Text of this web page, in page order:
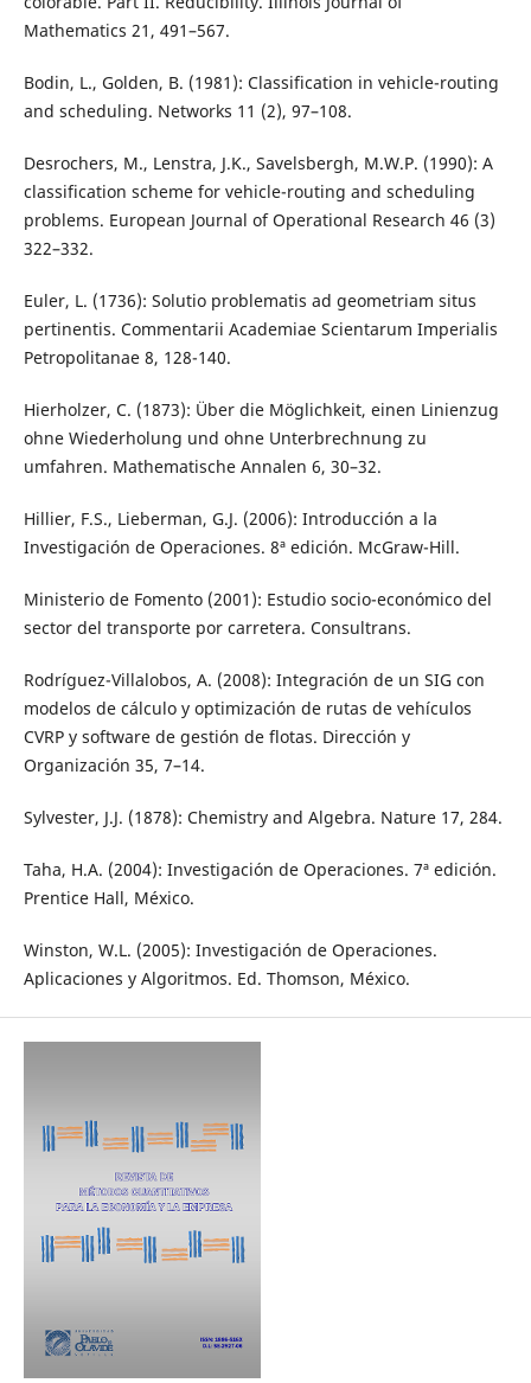
Mathematics 21, 491–567.
Bodin, L., Golden, B. (1981): Classification in vehicle-routing
and scheduling. Networks 11 (2), 97–108.
Desrochers, M., Lenstra, J.K., Savelsbergh, M.W.P. (1990): A
classification scheme for vehicle-routing and scheduling
problems. European Journal of Operational Research 46 (3)
322–332.
Euler, L. (1736): Solutio problematis ad geometriam situs
pertinentis. Commentarii Academiae Scientarum Imperialis
Petropolitanae 8, 128-140.
Hierholzer, C. (1873): Über die Möglichkeit, einen Linienzug
ohne Wiederholung und ohne Unterbrechnung zu
umfahren. Mathematische Annalen 6, 30–32.
Hillier, F.S., Lieberman, G.J. (2006): Introducción a la
Investigación de Operaciones. 8ª edición. McGraw-Hill.
Ministerio de Fomento (2001): Estudio socio-económico del
sector del transporte por carretera. Consultrans.
Rodríguez-Villalobos, A. (2008): Integración de un SIG con
modelos de cálculo y optimización de rutas de vehículos
CVRP y software de gestión de flotas. Dirección y
Organización 35, 7–14.
Sylvester, J.J. (1878): Chemistry and Algebra. Nature 17, 284.
Taha, H.A. (2004): Investigación de Operaciones. 7ª edición.
Prentice Hall, México.
Winston, W.L. (2005): Investigación de Operaciones.
Aplicaciones y Algoritmos. Ed. Thomson, México.